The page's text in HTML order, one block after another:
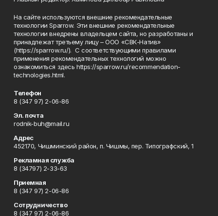
На сайте используются внешние рекомендательные
технологии Sparrow. Эти внешние рекомендательные
технологии внедрены владельцем сайта, но разработаны и
принадлежат третьему лицу – ООО «СВК-Натив»
(https://sparrow.ru/). С соответствующими правилами
применения рекомендательных технологий можно
ознакомиться здесь https://sparrow.ru/recommendation-
technologies.html.
Телефон
8 (347 97) 2-06-86
Эл. почта
rodnik-buh@mail.ru
Адрес
452170, Чишминский район, п. Чишмы, пер. Типографский, 1
Рекламная служба
8 (34797) 2-33-63
Приемная
8 (347 97) 2-06-86
Сотрудничество
8 (347 97) 2-06-86